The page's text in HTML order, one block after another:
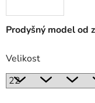
Prodyšný model od
Velikost